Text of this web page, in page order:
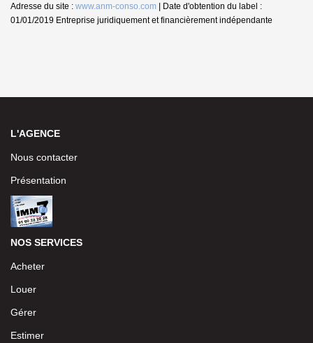
Adresse du site : www.anm-conso.com | Date d'obtention du label :
01/01/2019 Entreprise juridiquement et financièrement indépendante
L'AGENCE
Nous contacter
Présentation
NOS SERVICES
Acheter
Louer
Gérer
Estimer